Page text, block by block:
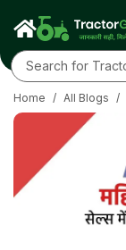
Home / All Blogs /